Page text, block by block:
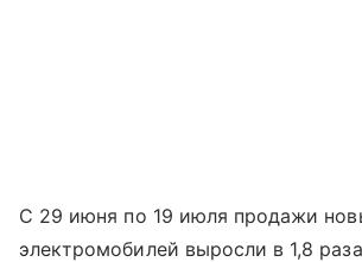
С 29 июня по 19 июля продажи
электромобилей выросли в 1,8